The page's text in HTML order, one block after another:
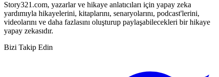
Story321.com, yazarlar ve hikaye anlatıcıları için yapay zeka
yardımıyla hikayelerini, kitaplarını, senaryolarını, podcast'lerini,
videolarını ve daha fazlasını oluşturup paylaşabilecekleri bir hikaye
yapay zekasıdır.
Bizi Takip Edin